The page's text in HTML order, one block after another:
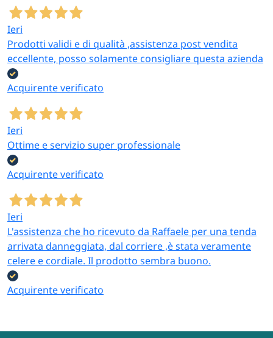
Ieri
Prodotti validi e di qualità ,assistenza post vendita
eccellente, posso solamente consigliare questa azienda
Acquirente verificato
Ieri
Ottime e servizio super professionale
Acquirente verificato
Ieri
L'assistenza che ho ricevuto da Raffaele per una tenda
arrivata danneggiata, dal corriere ,è stata veramente
celere e cordiale. Il prodotto sembra buono.
Acquirente verificato